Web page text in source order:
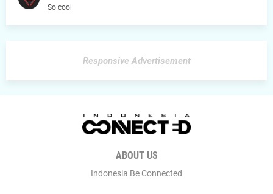
So cool
Responsive Advertisement
ABOUT US
Indonesia Be Connected